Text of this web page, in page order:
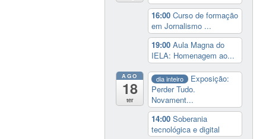
16:00Curso de formação
em Jornalismo ...
19:00Aula Magna do
IELA: Homenagem ao...
AGO
18
ter
dia inteiro
Exposição:
Perder Tudo.
Novament...
14:00Soberania
tecnológica e digital